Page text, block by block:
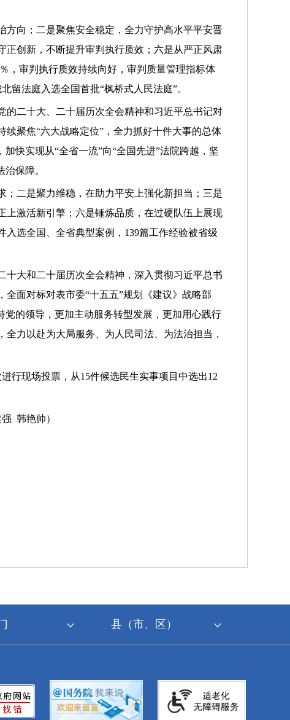
方向；二是聚焦安全稳定，全力守护高水平平安晋
创新，不断提升审判执行质效；六是从严正风肃
，审判执行质效持续向好，审判质量管理指标体
留法庭入选全国首批“枫桥式人民法庭”。
的二十大、二十届历次全会精神和习近平总书记对
聚焦“六大战略定位”，全力抓好十件大事的总体
快实现从“全省一流”向“全国先进”法院跨越，坚
保障。
；二是聚力维稳，在助力平安上强化新担当；三是
激活新引擎；六是锤炼品质，在过硬队伍上展现
入选全国、全省典型案例，139篇工作经验被省级
十大和二十届历次全会精神，深入贯彻习近平总书
面对标对表市委“十五五”规划《建议》战略部
的领导，更加主动服务转型发展，更加用心践行
力以赴为大局服务、为人民司法、为法治担当，
行现场投票，从15件候选民生实事项目中选出12
韩艳帅）
县（市、区）